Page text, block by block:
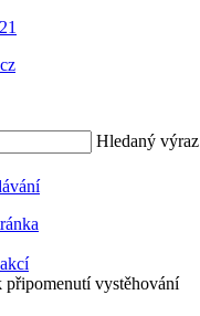
Hledaný výraz
připomenutí vystěhování